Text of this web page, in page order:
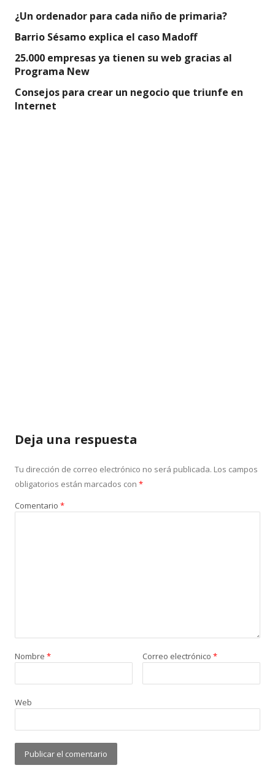
¿Un ordenador para cada niño de primaria?
Barrio Sésamo explica el caso Madoff
25.000 empresas ya tienen su web gracias al
Programa New
Consejos para crear un negocio que triunfe en
Internet
Deja una respuesta
Tu dirección de correo electrónico no será publicada. Los campos
obligatorios están marcados con *
Comentario *
Nombre * Correo electrónico *
Web